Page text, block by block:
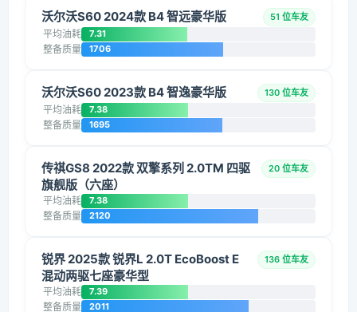
沃尔沃S60 2024款 B4 智远豪华版 51 位车友
平均油耗 7.31
整备质量 1706
沃尔沃S60 2023款 B4 智逸豪华版 130 位车友
平均油耗 7.38
整备质量 1695
传祺GS8 2022款 双擎系列 2.0TM 四驱
旗舰版（六座）
20 位车友
平均油耗 7.38
整备质量 2120
锐界 2025款 锐界L 2.0T EcoBoost E
混动两驱七座豪华型
136 位车友
平均油耗 7.39
整备质量 2011